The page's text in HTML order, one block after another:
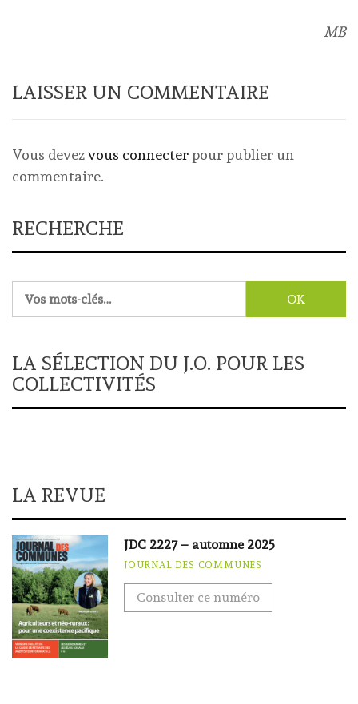
MB
LAISSER UN COMMENTAIRE
Vous devezvous connecterpour publier un
commentaire.
RECHERCHE
LA SÉLECTION DU J.O. POUR LES
COLLECTIVITÉS
LA REVUE
JDC 2227 – automne 2025
JOURNAL DES COMMUNES
Consulter ce numéro